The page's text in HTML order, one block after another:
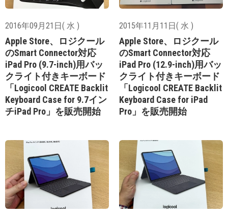
2016年09月21日( 水 )
Apple Store、ロジクール
のSmart Connector対応
iPad Pro (9.7-inch)用バッ
クライト付きキーボード
「Logicool CREATE Backlit
Keyboard Case for 9.7イン
チiPad Pro」を販売開始
2015年11月11日( 水 )
Apple Store、ロジクール
のSmart Connector対応
iPad Pro (12.9-inch)用バッ
クライト付きキーボード
「Logicool CREATE Backlit
Keyboard Case for iPad
Pro」を販売開始